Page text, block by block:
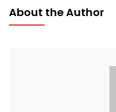
About the Author